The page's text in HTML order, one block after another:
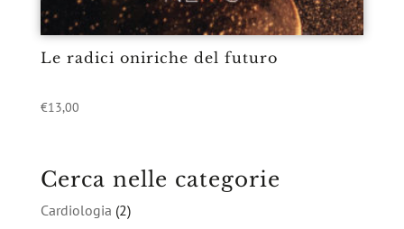
Le radici oniriche del futuro
€13,00
Cerca nelle categorie
Cardiologia (2)